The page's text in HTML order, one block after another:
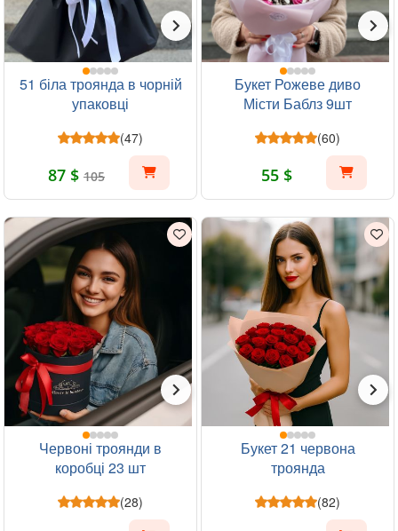
51 біла троянда в чорній
упаковці
(47)
87 $ 105
Букет Рожеве диво
Місти Баблз 9шт
(60)
55 $
Червоні троянди в
коробці 23 шт
(28)
Букет 21 червона
троянда
(82)